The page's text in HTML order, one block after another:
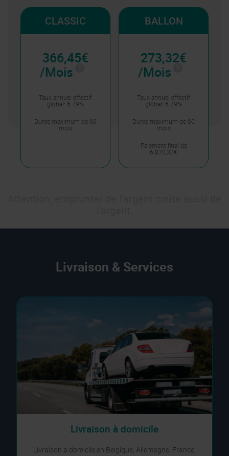
CLASSIC
366,45€
/Mois
Taux annuel effectif
global: 6.79%
Durée maximum de 60
mois
BALLON
273,32€
/Mois
Taux annuel effectif
global: 6.79%
Durée maximum de 60
mois
Paiement final de
6.870,32€
Livraison & Services
Livraison à domicile
Livraison à domicile en Belgique, Allemagne, France,